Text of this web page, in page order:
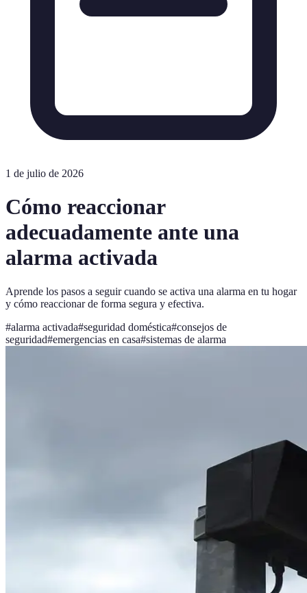
1 de julio de 2026
Cómo reaccionar
adecuadamente ante una
alarma activada
Aprende los pasos a seguir cuando se activa una alarma en tu hogar
y cómo reaccionar de forma segura y efectiva.
#alarma activada#seguridad doméstica#consejos de
seguridad#emergencias en casa#sistemas de alarma